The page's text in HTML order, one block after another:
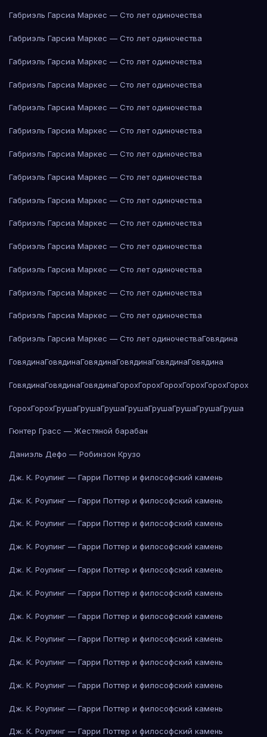
Габриэль Гарсиа Маркес — Сто лет одиночества
Габриэль Гарсиа Маркес — Сто лет одиночества
Габриэль Гарсиа Маркес — Сто лет одиночества
Габриэль Гарсиа Маркес — Сто лет одиночества
Габриэль Гарсиа Маркес — Сто лет одиночества
Габриэль Гарсиа Маркес — Сто лет одиночества
Габриэль Гарсиа Маркес — Сто лет одиночества
Габриэль Гарсиа Маркес — Сто лет одиночества
Габриэль Гарсиа Маркес — Сто лет одиночества
Габриэль Гарсиа Маркес — Сто лет одиночества
Габриэль Гарсиа Маркес — Сто лет одиночества
Габриэль Гарсиа Маркес — Сто лет одиночества
Габриэль Гарсиа Маркес — Сто лет одиночества
Габриэль Гарсиа Маркес — Сто лет одиночества
Габриэль Гарсиа Маркес — Сто лет одиночестваГовядина
ГовядинаГовядинаГовядинаГовядинаГовядинаГовядина
ГовядинаГовядинаГовядинаГорохГорохГорохГорохГорохГорох
ГорохГорохГрушаГрушаГрушаГрушаГрушаГрушаГрушаГруша
Гюнтер Грасс — Жестяной барабан
Даниэль Дефо — Робинзон Крузо
Дж. К. Роулинг — Гарри Поттер и философский камень
Дж. К. Роулинг — Гарри Поттер и философский камень
Дж. К. Роулинг — Гарри Поттер и философский камень
Дж. К. Роулинг — Гарри Поттер и философский камень
Дж. К. Роулинг — Гарри Поттер и философский камень
Дж. К. Роулинг — Гарри Поттер и философский камень
Дж. К. Роулинг — Гарри Поттер и философский камень
Дж. К. Роулинг — Гарри Поттер и философский камень
Дж. К. Роулинг — Гарри Поттер и философский камень
Дж. К. Роулинг — Гарри Поттер и философский камень
Дж. К. Роулинг — Гарри Поттер и философский камень
Дж. К. Роулинг — Гарри Поттер и философский камень